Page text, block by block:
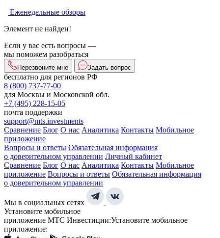
Еженедельные обзоры
Элемент не найден!
Если у вас есть вопросы —
мы поможем разобраться
Перезвоните мне Задать вопрос
бесплатно для регионов РФ
8 (800) 737-77-00
для Москвы и Московской обл.
+7 (495) 228-15-05
почта поддержки
support@mts.investments
Сравнение Блог О нас Аналитика Контакты Мобильное
приложение
Вопросы и ответы Обязательная информация
о доверительном управлении Личный кабинет
Сравнение Блог О нас Аналитика Контакты Мобильное
приложение Вопросы и ответы Обязательная информация
о доверительном управлении
Мы в социальных сетях
Установите мобильное
приложение МТС Инвестиции:Установите мобильное
приложение: